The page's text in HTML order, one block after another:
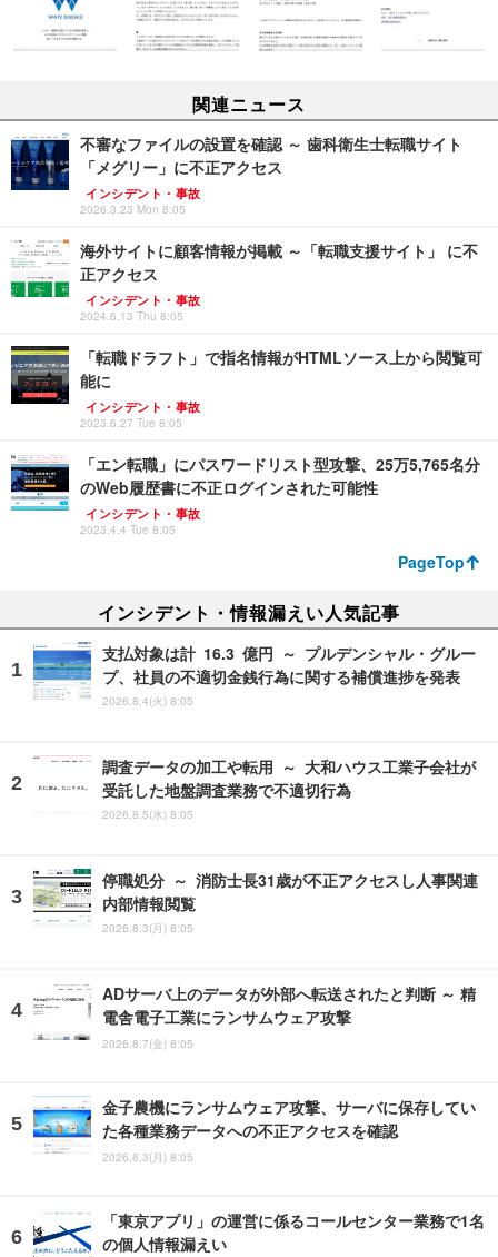
関連ニュース
不審なファイルの設置を確認 ～ 歯科衛生士転職サイト
「メグリー」に不正アクセス
インシデント・事故
2026.3.23 Mon 8:05
海外サイトに顧客情報が掲載 ～「転職支援サイト」 に不
正アクセス
インシデント・事故
2024.6.13 Thu 8:05
「転職ドラフト」で指名情報がHTMLソース上から閲覧可
能に
インシデント・事故
2023.6.27 Tue 8:05
「エン転職」にパスワードリスト型攻撃、25万5,765名分
のWeb履歴書に不正ログインされた可能性
インシデント・事故
2023.4.4 Tue 8:05
PageTop
インシデント・情報漏えい人気記事
支払対象は計 16.3 億円 ～ プルデンシャル・グルー
プ、社員の不適切金銭行為に関する補償進捗を発表
2026.8.4(火) 8:05
調査データの加工や転用 ～ 大和ハウス工業子会社が
受託した地盤調査業務で不適切行為
2026.8.5(水) 8:05
停職処分 ～ 消防士長31歳が不正アクセスし人事関連
内部情報閲覧
2026.8.3(月) 8:05
ADサーバ上のデータが外部へ転送されたと判断 ～ 精
電舎電子工業にランサムウェア攻撃
2026.8.7(金) 8:05
金子農機にランサムウェア攻撃、サーバに保存してい
た各種業務データへの不正アクセスを確認
2026.8.3(月) 8:05
「東京アプリ」の運営に係るコールセンター業務で1名
の個人情報漏えい